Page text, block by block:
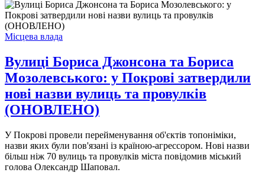
Місцева влада
Вулиці Бориса Джонсона та Бориса
Мозолевського: у Покрові затвердили
нові назви вулиць та провулків
(ОНОВЛЕНО)
У Покрові провели перейменування об'єктів топоніміки,
назви яких були пов'язані із країною-агрессором. Нові назви
більш ніж 70 вулиць та провулків міста повідомив міський
голова Олександр Шаповал.